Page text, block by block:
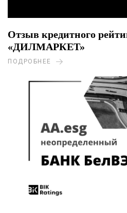
Отзыв кредитного
«ДИЛМАРКЕТ»
ПОДРОБНЕЕ